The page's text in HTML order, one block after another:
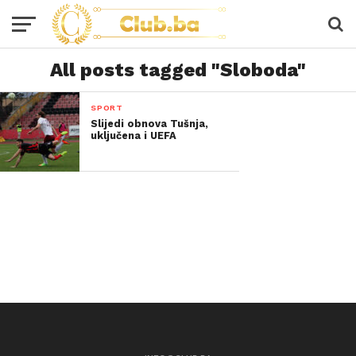
All posts tagged "Sloboda"
SPORT
Slijedi obnova Tušnja,
uključena i UEFA